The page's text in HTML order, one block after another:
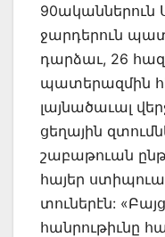
90ականներուն
ջարդերուն
դարձաւ, 26
պատերազմին
լայնածաւալ
ցեղային
շաբաթուան
հայեր
տուներէն:
հանրութիւնը